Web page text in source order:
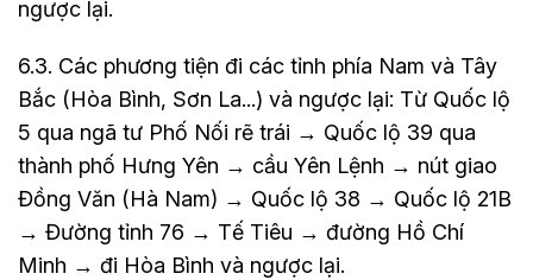
ngược lại.
6.3. Các phương tiện đi các tỉnh phía Nam và Tây
Bắc (Hòa Bình, Sơn La...) và ngược lại: Từ Quốc lộ
5 qua ngã tư Phố Nối rẽ trái → Quốc lộ 39 qua
thành phố Hưng Yên → cầu Yên Lệnh → nút giao
Đồng Văn (Hà Nam) → Quốc lộ 38 → Quốc lộ 21B
→ Đường tỉnh 76 → Tế Tiêu → đường Hồ Chí
Minh → đi Hòa Bình và ngược lại.